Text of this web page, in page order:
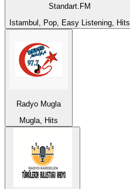
Standart.FM
Istambul, Pop, Easy Listening, Hits
Radyo Mugla
Mugla, Hits